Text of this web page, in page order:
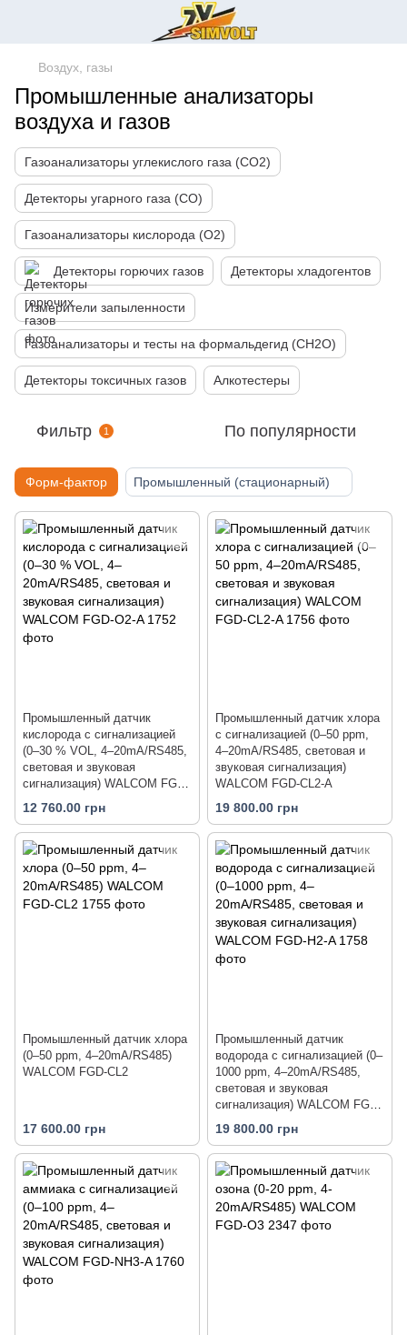
Воздух, газы
Промышленные анализаторы
воздуха и газов
Газоанализаторы углекислого газа (СО2)
Детекторы угарного газа (СО)
Газоанализаторы кислорода (О2)
Детекторы горючих газов Детекторы хладогентов
Измерители запыленности
Газоанализаторы и тесты на формальдегид (CH2O)
Детекторы токсичных газов Алкотестеры
Фильтр 1 По популярности
Форм-фактор Промышленный (стационарный)
Промышленный датчик
кислорода с сигнализацией
(0–30 % VOL, 4–20mA/RS485,
световая и звуковая
сигнализация) WALCOM FGD-
O2-A
12 760.00 грн
Промышленный датчик хлора
с сигнализацией (0–50 ppm,
4–20mA/RS485, световая и
звуковая сигнализация)
WALCOM FGD-CL2-A
19 800.00 грн
Промышленный датчик хлора
(0–50 ppm, 4–20mA/RS485)
WALCOM FGD-CL2
17 600.00 грн
Промышленный датчик
водорода с сигнализацией (0–
1000 ppm, 4–20mA/RS485,
световая и звуковая
сигнализация) WALCOM FGD-
19 800.00 грн